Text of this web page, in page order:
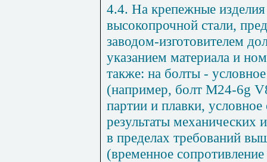
4.4. На крепежные
высокопрочной стали,
заводом-изготовителем
указанием материала и
также: на болты -
(например, болт M24-6g
партии и плавки,
результаты механических
в пределах требований
(временное